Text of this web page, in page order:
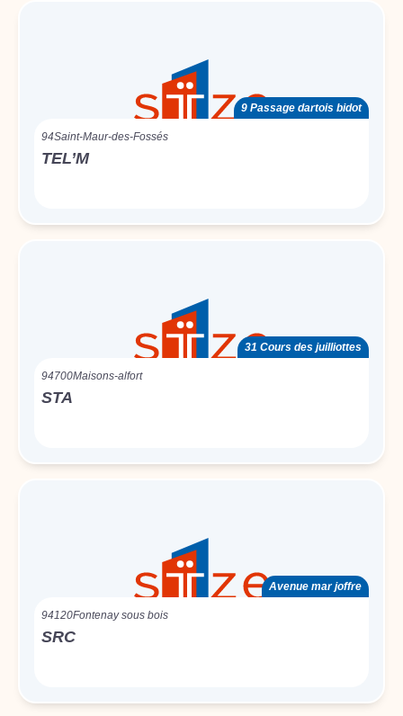
9 Passage dartois bidot
94Saint-Maur-des-Fossés
TEL’M
31 Cours des juilliottes
94700Maisons-alfort
STA
Avenue mar joffre
94120Fontenay sous bois
SRC